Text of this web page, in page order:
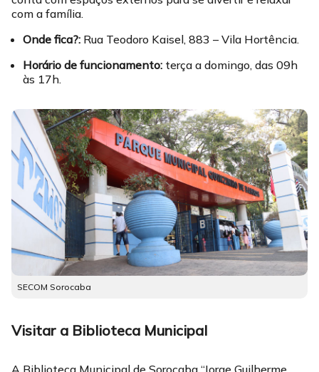
com a família.
Onde fica?: Rua Teodoro Kaisel, 883 – Vila Hortência.
Horário de funcionamento: terça a domingo, das 09h
às 17h.
SECOM Sorocaba
Visitar a Biblioteca Municipal
A Biblioteca Municipal de Sorocaba “Jorge Guilherme